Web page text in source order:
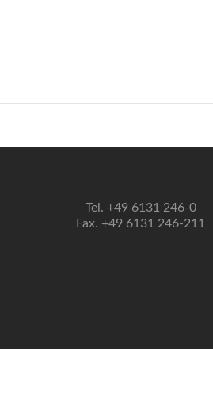
Tel. +49 6131 246-0
Fax. +49 6131 246-211